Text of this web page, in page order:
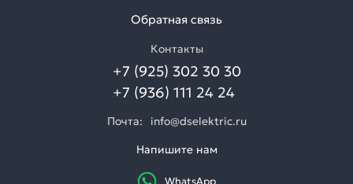
Обратная связь
Контакты
+7 (925) 302 30 30
+7 (936) 111 24 24
Почта:
info@dselektric.ru
Напишите нам